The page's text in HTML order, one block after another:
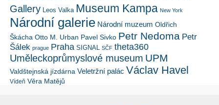
Gallery
Leos Valka Museum Kampa New York
Národní galerie Národní muzeum Oldřich
Škácha Otto M. Urban Pavel Sivko Petr Nedoma Petr
Šálek prague Praha SIGNAL SČF theta360
Uměleckoprůmyslové museum UPM
Valdštejnská jízdárna Veletržní palác Václav Havel
Vídeň Věra Matějů